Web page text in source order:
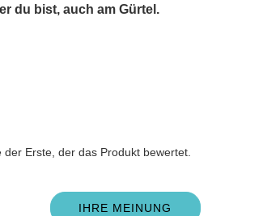
du bist, auch am Gürtel.
Erste, der das Produkt bewertet.
IHRE MEINUNG